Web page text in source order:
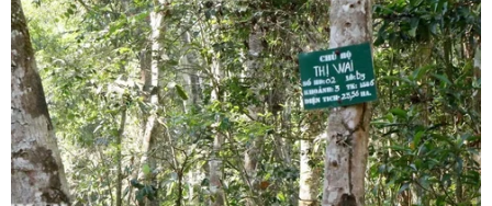
Trụ sở hãng hàng không Emirates Airline tại Dubai, UAE. (Ảnh:
AFP/TTXVN)
Ngày 15/11, hãng hàng không Emirates Airline
của Các Tiểu vương quốc Arab Thống nhất
(UAE) công bố lợi nhuận trong nửa đầu tài khóa
2018-2019 giảm 86% do giá dầu leo thang và